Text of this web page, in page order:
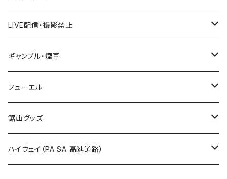
国道600～699号線
国道700～799号線
ROUTE600～699号線
ROUTE700～799号線
ROUTE 600～699号線
ROUTE 700～799号線
ROUTE 600～699号線
ROUTE 700～799号線
Tシャツ
ステッカー
山形県
福島県
茨城県
栃木県
群馬県
LIVE配信・撮影禁止
LIVE配信禁止
撮影禁止
ギャンブル・煙草
ホテルキーホルダー
たばこ・禁煙ステッカー
フューエル
ステッカー
鋸山グッズ
Tシャツ
ハイウェイ（PA SA 高速道路）